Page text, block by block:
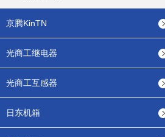
京腾KinTN
光商工继电器
光商工互感器
日东机箱